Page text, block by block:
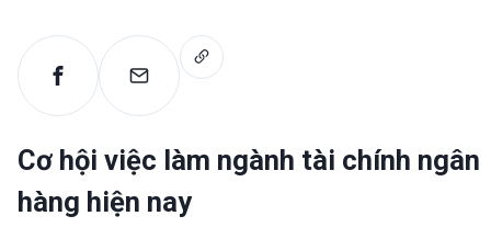
Cơ hội việc làm ngành tài chính ngân
hàng hiện nay